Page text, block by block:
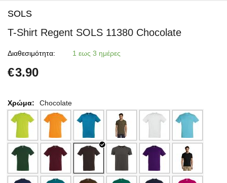
SOLS
T-Shirt Regent SOLS 11380 Chocolate
Διαθεσιμότητα: 1 εως 3 ημέρες
€3.90
Χρώμα: Chocolate